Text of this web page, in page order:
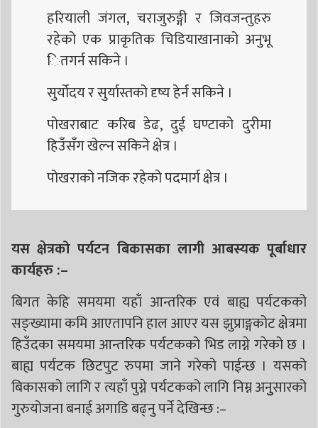
हरियाली जंगल, चराजुरुङ्गी र जिवजन्तुहरु
रहेको एक प्राकृतिक चिडियाखानाको अनुभू
ितगर्न सकिने ।
सुर्योदय र सुर्यास्तको दृष्य हेर्न सकिने ।
पोखराबाट करिब डेढ, दुई घण्टाको दुरीमा
हिउँसँग खेल्न सकिने क्षेत्र ।
पोखराको नजिक रहेको पदमार्ग क्षेत्र ।
यस क्षेत्रको पर्यटन बिकासका लागी आबस्यक पूर्बाधार
कार्यहरु :–
बिगत केहि समयमा यहाँ आन्तरिक एवं बाह्य पर्यटकको
सङ्ख्यामा कमि आएतापनि हाल आएर यस झुप्राङ्गकोट क्षेत्रमा
हिउँदका समयमा आन्तरिक पर्यटकको भिड लाग्ने गरेको छ ।
बाह्य पर्यटक छिटपुट रुपमा जाने गरेको पाईन्छ । यसको
बिकासको लागि र त्यहाँ पुग्ने पर्यटकको लागि निम्न अनुुुसारको
गुरुयोजना बनाई अगाडि बढ्नु पर्ने देखिन्छ :–